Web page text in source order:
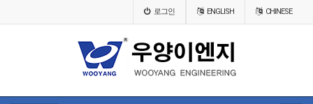
로그인 ENGLISH CHINESE